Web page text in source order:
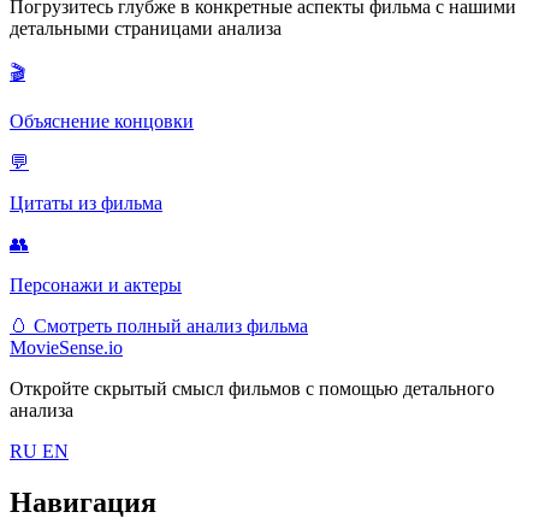
Погрузитесь глубже в конкретные аспекты фильма с нашими
детальными страницами анализа
🎬
Объяснение концовки
💬
Цитаты из фильма
👥
Персонажи и актеры
🥚 Смотреть полный анализ фильма
MovieSense.io
Откройте скрытый смысл фильмов с помощью детального
анализа
RU EN
Навигация